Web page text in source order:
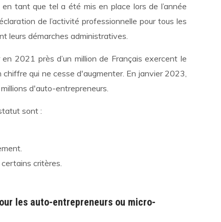
tant que tel a été mis en place lors de l’année
de l’activité professionnelle pour tous les
leurs démarches administratives.
2021 près d’un million de Français exercent le
qui ne cesse d'augmenter. En janvier 2023,
d'auto-entrepreneurs.
sont :
critères.
les auto-entrepreneurs ou micro-